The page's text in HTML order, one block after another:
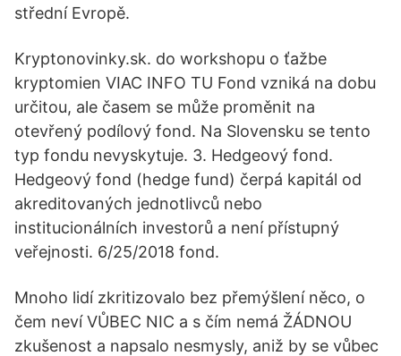
střední Evropě.
Kryptonovinky.sk. do workshopu o ťažbe
kryptomien VIAC INFO TU Fond vzniká na dobu
určitou, ale časem se může proměnit na
otevřený podílový fond. Na Slovensku se tento
typ fondu nevyskytuje. 3. Hedgeový fond.
Hedgeový fond (hedge fund) čerpá kapitál od
akreditovaných jednotlivců nebo
institucionálních investorů a není přístupný
veřejnosti. 6/25/2018 fond.
Mnoho lidí zkritizovalo bez přemýšlení něco, o
čem neví VŮBEC NIC a s čím nemá ŽÁDNOU
zkušenost a napsalo nesmysly, aniž by se vůbec